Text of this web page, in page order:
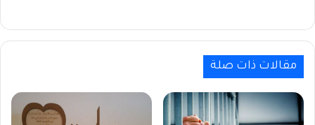
مقالات ذات صلة